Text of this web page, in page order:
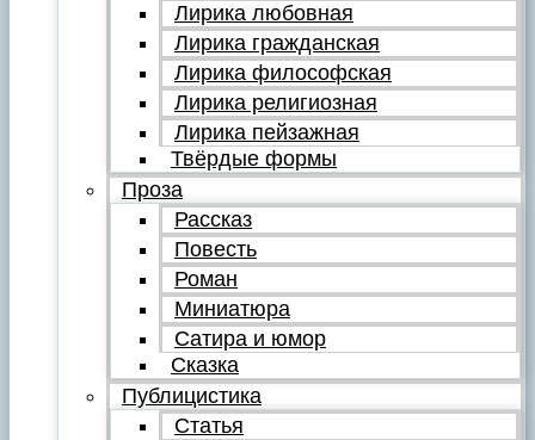
Лирика любовная
Лирика гражданская
Лирика философская
Лирика религиозная
Лирика пейзажная
Твёрдые формы
Проза
Рассказ
Повесть
Роман
Миниатюра
Сатира и юмор
Сказка
Публицистика
Статья